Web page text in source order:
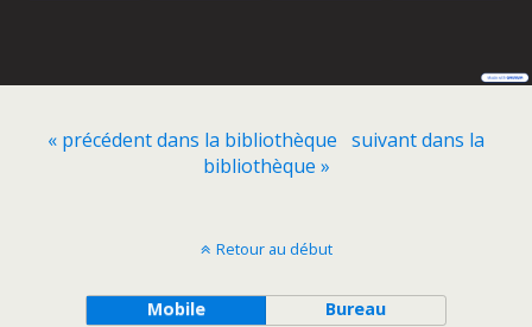
« précédent dans la bibliothèque suivant dans la
bibliothèque »
Retour au début
Mobile Bureau